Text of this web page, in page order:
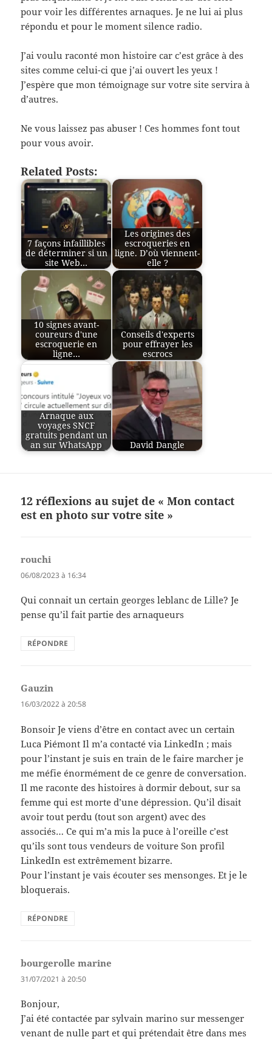
pour voir les différentes arnaques. Je ne lui ai plus
répondu et pour le moment silence radio.
J’ai voulu raconté mon histoire car c’est grâce à des
sites comme celui-ci que j’ai ouvert les yeux !
J’espère que mon témoignage sur votre site servira à
d’autres.
Ne vous laissez pas abuser ! Ces hommes font tout
pour vous avoir.
Related Posts:
7 façons infaillibles
de déterminer si un
site Web…
Les origines des
escroqueries en
ligne. D’où viennent-
elle ?
10 signes avant-
coureurs d'une
escroquerie en
ligne…
Conseils d'experts
pour effrayer les
escrocs
Arnaque aux
voyages SNCF
gratuits pendant un
an sur WhatsApp
David Dangle
12 réflexions au sujet de « Mon contact
est en photo sur votre site »
rouchi
06/08/2023 à 16:34
Qui connait un certain georges leblanc de Lille? Je
pense qu’il fait partie des arnaqueurs
RÉPONDRE
Gauzin
16/03/2022 à 20:58
Bonsoir Je viens d’être en contact avec un certain
Luca Piémont Il m’a contacté via LinkedIn ; mais
pour l’instant je suis en train de le faire marcher je
me méfie énormément de ce genre de conversation.
Il me raconte des histoires à dormir debout, sur sa
femme qui est morte d’une dépression. Qu’il disait
avoir tout perdu (tout son argent) avec des
associés… Ce qui m’a mis la puce à l’oreille c’est
qu’ils sont tous vendeurs de voiture Son profil
LinkedIn est extrêmement bizarre.
Pour l’instant je vais écouter ses mensonges. Et je le
bloquerais.
RÉPONDRE
bourgerolle marine
31/07/2021 à 20:50
Bonjour,
J’ai été contactée par sylvain marino sur messenger
venant de nulle part et qui prétendait être dans mes